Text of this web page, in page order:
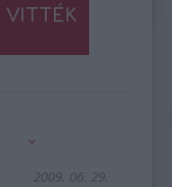
VITTÉK
2009. 06. 29.